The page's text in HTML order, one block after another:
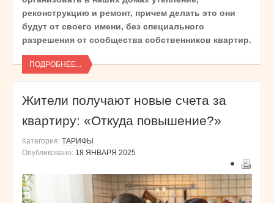
реконструкцию и ремонт, причем делать это они
будут от своего имени, без специального
разрешения от сообщества собственников квартир.
ПОДРОБНЕЕ...
Жители получают новые счета за
квартиру: «Откуда повышение?»
Категория: ТАРИФЫ
Опубликовано: 18 ЯНВАРЯ 2025